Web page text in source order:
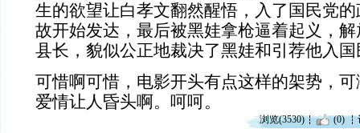
生的欲望让白孝文翻然醒悟，入了国民党
故开始发达，最后被黑娃拿枪逼着起义，
县长，貌似公正地裁决了黑娃和引荐他入
可惜啊可惜，电影开头有点这样的架势，
爱情让人昏头啊。呵呵。
浏览(3530) (0)